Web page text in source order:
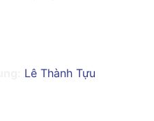
Lê Thành Tựu